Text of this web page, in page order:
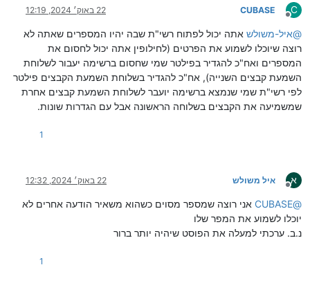
C
מנותק
CUBASE 22 באוק׳ 2024, 12:19
@איל-משולש אתה יכול לפתוח רשי"ת שבה יהיו המספרים שאתה לא
רוצה שיוכלו לשמוע את הפרטים (לחילופין אתה יכול לחסום את
המספרים ואח"כ להגדיר בפילטר שמי שחסום ברשימה יעבור לשלוחת
השמעת קבצים השנייה), אח"כ להגדיר בשלוחת השמעת הקבצים פילטר
לפי רשי"ת שמי שנמצא ברשימה יועבר לשלוחת השמעת קבצים אחרת
שמשמיעה את הקבצים בשלוחה הראשונה אבל עם הגדרות שונות.
1
א
מנותק
איל משולש 22 באוק׳ 2024, 12:32
@
CUBASE אני רוצה שמספר מסוים כשהוא משאיר הודעה אחרים לא
יוכלו לשמוע את המפר שלו
נ.ב. ערכתי למעלה את הפוסט שיהיה יותר ברור
1